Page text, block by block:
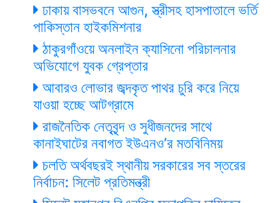
ঢাকায় বাসভবনে আগুন, স্ত্রীসহ হাসপাতালে ভর্তি
পাকিস্তান হাইকমিশনার
ঠাকুরগাঁওয়ে অনলাইন ক্যাসিনো পরিচালনার
অভিযোগে যুবক গ্রেপ্তার
আবারও লোভার জব্দকৃত পাথর চুরি করে নিয়ে
যাওয়া হচ্ছে আটগ্রামে
রাজনৈতিক নেতৃবৃন্দ ও সুধীজনদের সাথে
কানাইঘাটের নবাগত ইউএনও’র মতবিনিময়
চলতি অর্থবছরই স্থানীয় সরকারের সব স্তরের
নির্বাচন: সিলেট প্রতিমন্ত্রী